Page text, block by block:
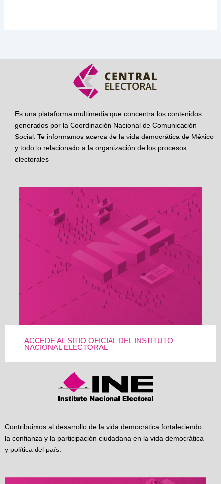
Es una plataforma multimedia que concentra los contenidos
generados por la Coordinación Nacional de Comunicación
Social. Te informamos acerca de la vida democrática de México
y todo lo relacionado a la organización de los procesos
electorales
ACCEDE AL SITIO OFICIAL DEL INSTITUTO
NACIONAL ELECTORAL
Contribuimos al desarrollo de la vida democrática fortaleciendo
la confianza y la participación ciudadana en la vida democrática
y política del país.